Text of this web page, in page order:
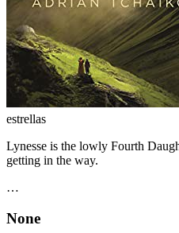
estrellas
Lynesse is the lowly Fourth
getting in the way.
…
None